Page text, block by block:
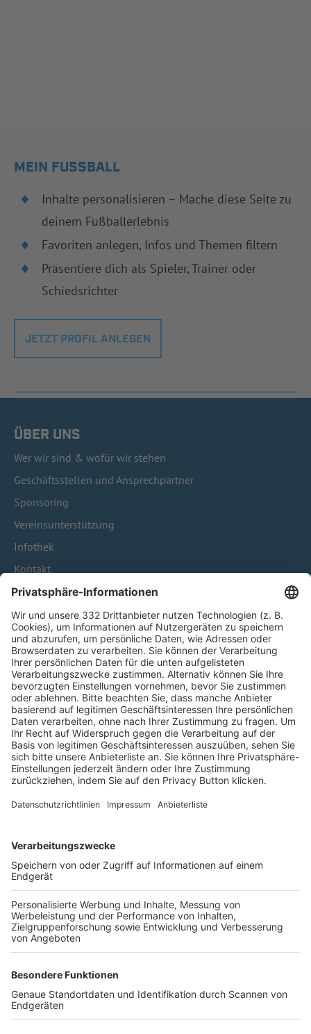
MEIN FUSSBALL
Inhalte personalisieren – Mache diese Seite zu
deinem Fußballerlebnis
Favoriten anlegen, Infos und Themen filtern
Präsentiere dich als Spieler, Trainer oder
Schiedsrichter
JETZT PROFIL ANLEGEN
ÜBER UNS
Wer wir sind & wofür wir stehen
Geschäftsstellen und Ansprechpartner
Sponsoring
Vereinsunterstützung
Infothek
Kontakt
HÄUFIG BESUCHTE SEITEN
Pässe und Vereinswechsel
Trainerausbildung
Schulungsangebot Vereinsmitarbeiter
BFV-Geschäftsstellen
Trainerbörse
Login SpielPlus
FOLGE DEM BFV
TOP-VEREINE
TOP-PARTNER